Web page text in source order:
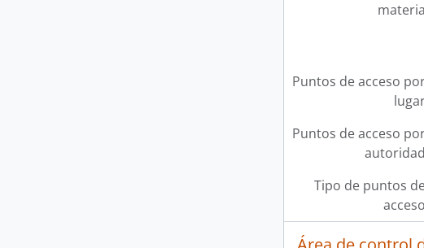
materia
Puntos de acceso
Puntos de acceso
autoridad
Tipo de puntos
acceso